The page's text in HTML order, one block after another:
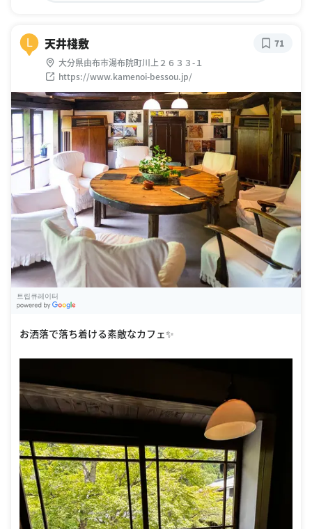
L 天井棧敷
大分県由布市湯布院町川上２６３３-１
https://www.kamenoi-bessou.jp/
71
트립큐레이터
お洒落で落ち着ける素敵なカフェ✨